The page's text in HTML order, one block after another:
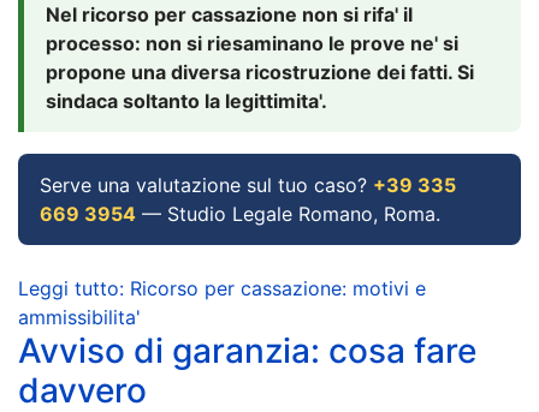
Nel ricorso per cassazione non si rifa' il
processo: non si riesaminano le prove ne' si
propone una diversa ricostruzione dei fatti. Si
sindaca soltanto la legittimita'.
Serve una valutazione sul tuo caso? +39 335
669 3954 — Studio Legale Romano, Roma.
Leggi tutto: Ricorso per cassazione: motivi e
ammissibilita'
Avviso di garanzia: cosa fare
davvero